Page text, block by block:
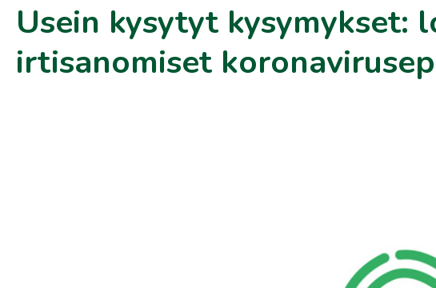
Usein kysytyt kysymykset:
irtisanomiset